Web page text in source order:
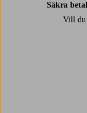
Säkra
Vill du